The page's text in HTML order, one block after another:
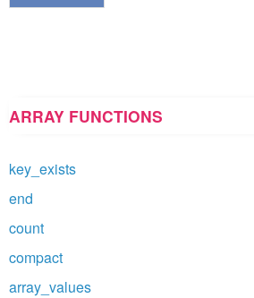
ARRAY FUNCTIONS
key_exists
end
count
compact
array_values